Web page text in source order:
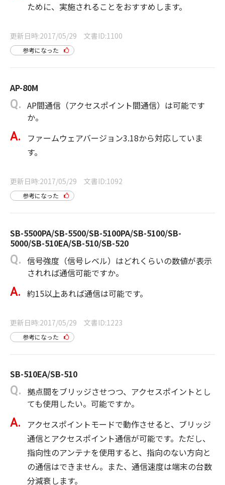
ために、実施されることをおすすめします。
更新日時 2017/05/29 文書ID 1100
参考になった
AP-80M
AP間通信（アクセスポイント間通信）は可能です
か。
ファームウェアバージョン3.18から対応していま
す。
更新日時 2017/05/29 文書ID 1092
参考になった
SB-5500PA/SB-5500/SB-5100PA/SB-5100/SB-
5000/SB-510EA/SB-510/SB-520
信号強度（信号レベル）はどれくらいの数値が表示
されれば通信可能ですか。
約15以上あれば通信は可能です。
更新日時 2017/05/29 文書ID 1223
参考になった
SB-510EA/SB-510
拠点間をブリッジさせつつ、アクセスポイントとし
ても使用したい。可能ですか。
アクセスポイントモードで動作させると、ブリッジ
通信とアクセスポイント通信が可能です。ただし、
指向性のアンテナを使用すると、指向のない方向と
の通信はできません。また、通信速度は端末の台数
分減衰します。